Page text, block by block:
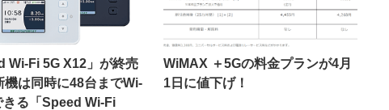
Wi-Fi 5G X12」が終売
機は同時に48台までWi-
きる「Speed Wi-Fi
WiMAX ＋5Gの料金プランが4月
1日に値下げ！